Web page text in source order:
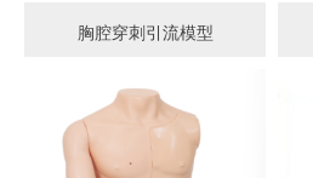
胸腔穿刺引流模型